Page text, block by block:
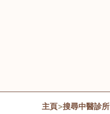
主頁>搜尋中醫診所